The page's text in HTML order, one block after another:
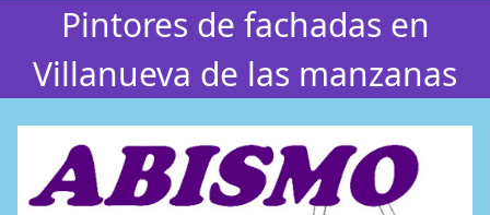
Pintores de fachadas en
Villanueva de las manzanas